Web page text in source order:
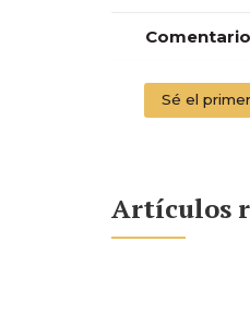
Sé el
Artículos